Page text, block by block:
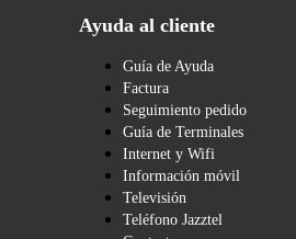
Ayuda al cliente
Guía de Ayuda
Factura
Seguimiento pedido
Guía de Terminales
Internet y Wifi
Información móvil
Televisión
Teléfono Jazztel